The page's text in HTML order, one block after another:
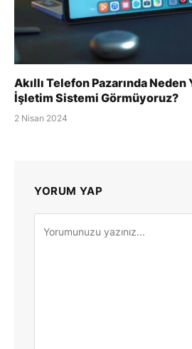
Akıllı Telefon Pazarında
İşletim Sistemi Görmüyoruz?
2 Nisan 2024
YORUM YAP